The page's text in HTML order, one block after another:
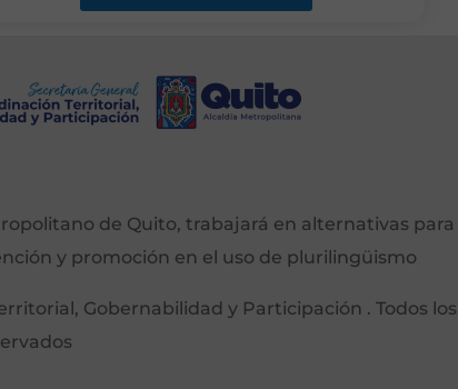
de Quito, trabajará en alternativas para
y promoción en el uso de plurilingüismo
Gobernabilidad y Participación . Todos los